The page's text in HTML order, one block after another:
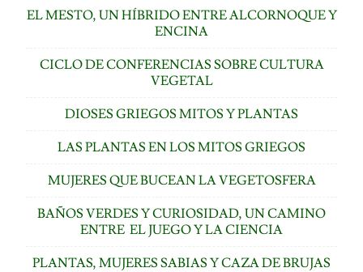
EL MESTO, UN HÍBRIDO ENTRE ALCORNOQUE Y
ENCINA
CICLO DE CONFERENCIAS SOBRE CULTURA
VEGETAL
DIOSES GRIEGOS MITOS Y PLANTAS
LAS PLANTAS EN LOS MITOS GRIEGOS
MUJERES QUE BUCEAN LA VEGETOSFERA
BAÑOS VERDES Y CURIOSIDAD, UN CAMINO
ENTRE EL JUEGO Y LA CIENCIA
PLANTAS, MUJERES SABIAS Y CAZA DE BRUJAS